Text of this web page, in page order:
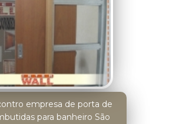
empresa de porta de
para banheiro São